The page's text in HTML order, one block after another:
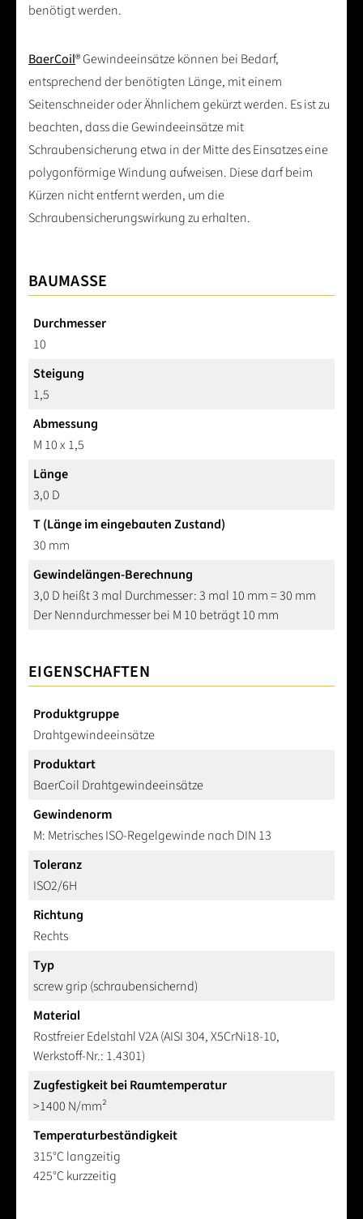
benötigt werden.
BaerCoil® Gewindeeinsätze können bei Bedarf,
entsprechend der benötigten Länge, mit einem
Seitenschneider oder Ähnlichem gekürzt werden. Es ist zu
beachten, dass die Gewindeeinsätze mit
Schraubensicherung etwa in der Mitte des Einsatzes eine
polygonförmige Windung aufweisen. Diese darf beim
Kürzen nicht entfernt werden, um die
Schraubensicherungswirkung zu erhalten.
BAUMASSE
Durchmesser
10
Steigung
1,5
Abmessung
M 10 x 1,5
Länge
3,0 D
T (Länge im eingebauten Zustand)
30 mm
Gewindelängen-Berechnung
3,0 D heißt 3 mal Durchmesser: 3 mal 10 mm = 30 mm
Der Nenndurchmesser bei M 10 beträgt 10 mm
EIGENSCHAFTEN
Produktgruppe
Drahtgewindeeinsätze
Produktart
BaerCoil Drahtgewindeeinsätze
Gewindenorm
M: Metrisches ISO-Regelgewinde nach DIN 13
Toleranz
ISO2/6H
Richtung
Rechts
Typ
screw grip (schraubensichernd)
Material
Rostfreier Edelstahl V2A (AISI 304, X5CrNi18-10,
Werkstoff-Nr.: 1.4301)
Zugfestigkeit bei Raumtemperatur
>1400 N/mm²
Temperaturbeständigkeit
315°C langzeitig
425°C kurzzeitig